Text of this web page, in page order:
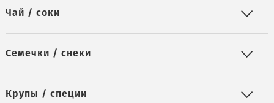
Чай / соки
Семечки / снеки
Крупы / специи